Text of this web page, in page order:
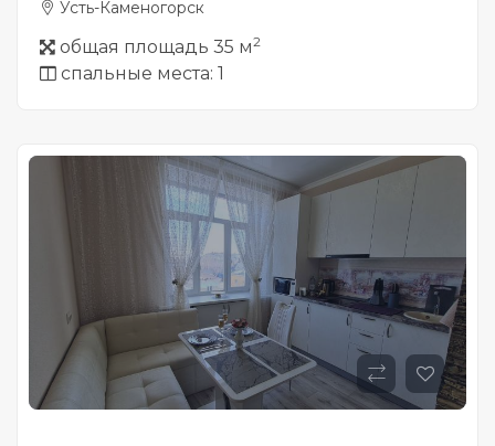
Усть-Каменогорск
общая площадь 35 м2
спальные места: 1